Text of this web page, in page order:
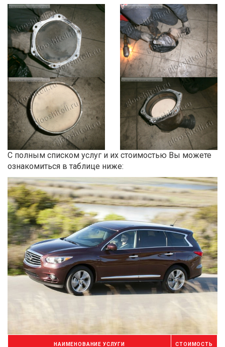
С полным списком услуг и их стоимостью Вы можете
ознакомиться в таблице ниже:
НАИМЕНОВАНИЕ УСЛУГИ СТОИМОСТЬ